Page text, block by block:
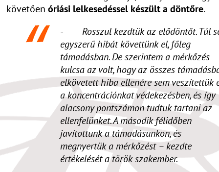
követően óriási lelkesedéssel készült a döntőre.
- Rosszul kezdtük az elődöntőt. Túl
egyszerű hibát követtünk el, főleg
támadásban. De szerintem a mérkőzés
kulcsa az volt, hogy az összes
elkövetett hiba ellenére sem veszítettük
a koncentrációnkat védekezésben, és így
alacsony pontszámon tudtuk tartani az
ellenfelünket. A második félidőben
javítottunk a támadásunkon, és
megnyertük a mérkőzést – kezdte
értékelését a török szakember.